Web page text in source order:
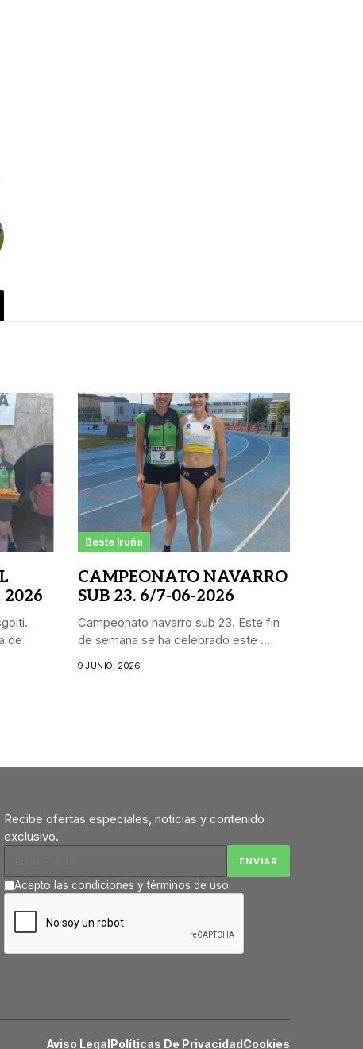
2026
de
Beste Iruña
CAMPEONATO NAVARRO
SUB 23. 6/7-06-2026
Campeonato navarro sub 23. Este fin
de semana se ha celebrado este ...
9 JUNIO, 2026
Recibe ofertas especiales, noticias y contenido
exclusivo.
Acepto las condiciones y términos de uso
Aviso LegalPolíticas De PrivacidadCookies